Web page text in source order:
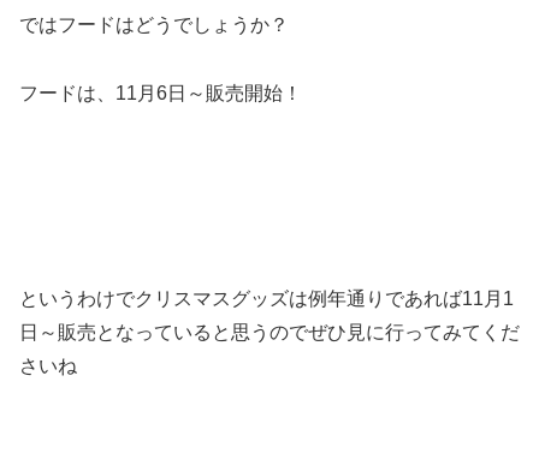
ではフードはどうでしょうか？
フードは、11月6日～販売開始！
というわけでクリスマスグッズは例年通りであれば11月1
日～販売となっていると思うのでぜひ見に行ってみてくだ
さいね